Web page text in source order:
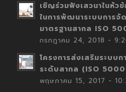
เชิญร่วมฟังเสวนาในหัว
ในการพัฒนาระบบการจั
มาตรฐานสากล ISO
กรกฎาคม 24, 2018 -
โครงการส่งเสริมระบบ
ระดับสากล (ISO
พฤษภาคม 15, 2017 -